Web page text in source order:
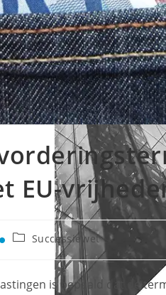
EU-
Successiewet
is bepaald dat de